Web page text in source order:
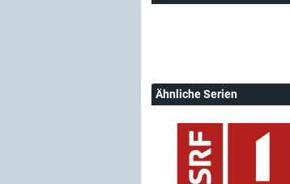
Ähnliche Serien